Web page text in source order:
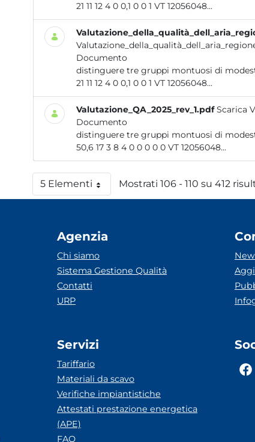
21 11 12 4 0 0,1 0 0 1 VT 12056048...
Documento
21 11 12 4 0 0,1 0 0 1 VT 12056048...
Valutazione_QA_2025_rev_1.pdf Scarica
Documento
50,6 17 3 8 4 0 0 0 0 0 VT 12056048...
5 ElementiPer paginaMostrati 106 - 110 su 412
Agenzia
Chi siamo
Sistema Gestione Qualità
Contatti
URP
Servizi
Tariffario
Materiali da scavo
Verifiche impiantistiche
Attestati prestazione energetica
(APE)
FAQ